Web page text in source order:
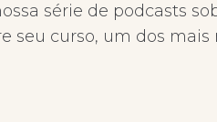
série de podcasts
seu curso, um dos mais